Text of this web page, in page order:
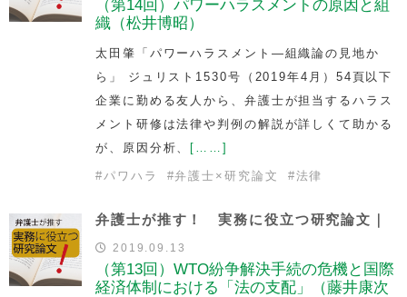
（第14回）パワーハラスメントの原因と組
織（松井博昭）
太田肇「パワーハラスメント―組織論の見地か
ら」 ジュリスト1530号（2019年4月）54頁以下
企業に勤める友人から、弁護士が担当するハラス
メント研修は法律や判例の解説が詳しくて助かる
が、原因分析、 [……]
# パワハラ #弁護士×研究論文 #法律
弁護士が推す！ 実務に役立つ研究論文｜
2019.09.13
（第13回）WTO紛争解決手続の危機と国際
経済体制における「法の支配」（藤井康次